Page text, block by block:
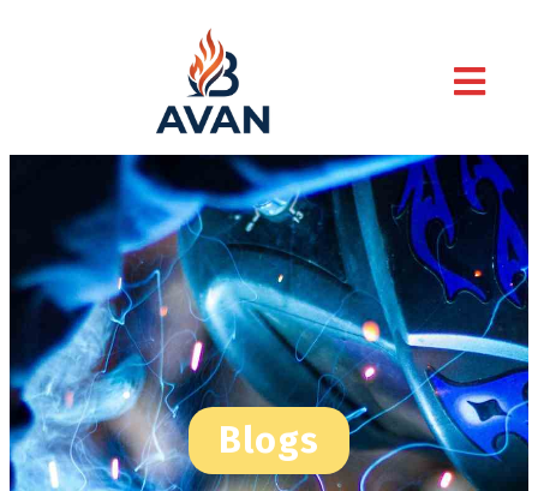
Blogs